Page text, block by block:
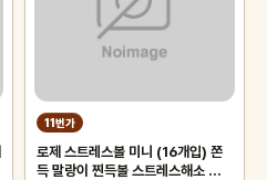
11번가
로제 스트레스볼 미니 (16개입) 쫀
득 말랑이 찐득볼 스트레스해소 왓츠